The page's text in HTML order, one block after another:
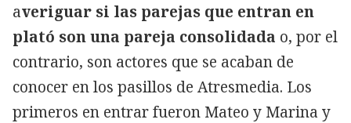
averiguar si las parejas que entran en
plató son una pareja consolidada o, por el
contrario, son actores que se acaban de
conocer en los pasillos de Atresmedia. Los
primeros en entrar fueron Mateo y Marina y